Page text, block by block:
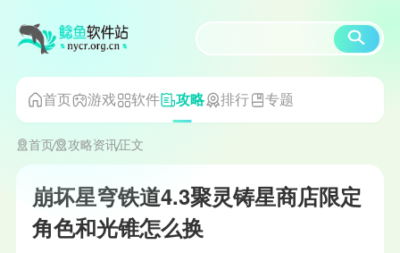
首页 游戏 软件 攻略 排行 专题
首页 攻略资讯正文
崩坏星穹铁道4.3聚灵铸星商店限定
角色和光锥怎么换